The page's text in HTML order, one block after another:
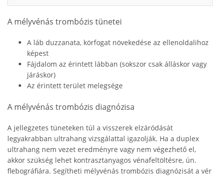
A mélyvénás trombózis tünetei
A láb duzzanata, körfogat növekedése az ellenoldalihoz
képest
Fájdalom az érintett lábban (sokszor csak álláskor vagy
járáskor)
Az érintett terület melegsége
A mélyvénás trombózis diagnózisa
A jellegzetes tüneteken túl a visszerek elzáródását
legyakrabban ultrahang vizsgálattal igazolják. Ha a duplex
ultrahang nem vezet eredményre vagy nem végezhető el,
akkor szükség lehet kontrasztanyagos vénafeltöltésre, ún.
flebográfiára. Segítheti mélyvénás trombózis diagnózisát a vér